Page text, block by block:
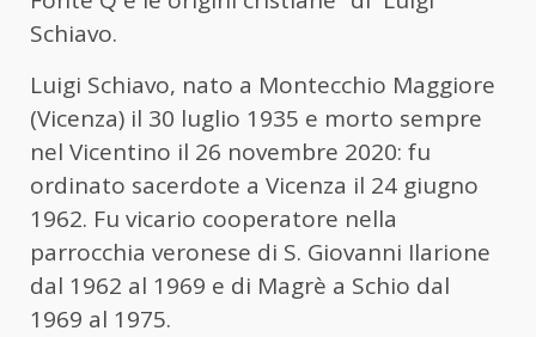
Schiavo.
Luigi Schiavo, nato a Montecchio Maggiore
(Vicenza) il 30 luglio 1935 e morto sempre
nel Vicentino il 26 novembre 2020: fu
ordinato sacerdote a Vicenza il 24 giugno
1962. Fu vicario cooperatore nella
parrocchia veronese di S. Giovanni Ilarione
dal 1962 al 1969 e di Magrè a Schio dal
1969 al 1975.